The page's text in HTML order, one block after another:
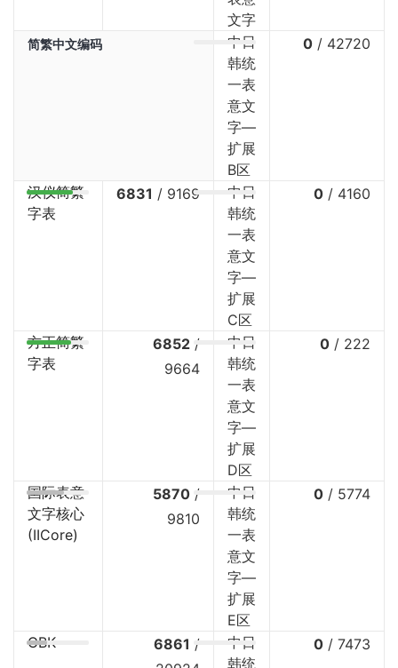
文字
简繁中文编码
中日
韩统
一表
意文
字—
扩展
B区
0 / 42720
汉仪简繁
字表
6831 / 9169
中日
韩统
一表
意文
字—
扩展
C区
0 / 4160
方正简繁
字表
6852 /
9664
中日
韩统
一表
意文
字—
扩展
D区
0 / 222
国际表意
文字核心
(IICore)
5870 /
9810
中日
韩统
一表
意文
字—
扩展
E区
0 / 5774
GBK 6861 /
中日
韩统
0 / 7473